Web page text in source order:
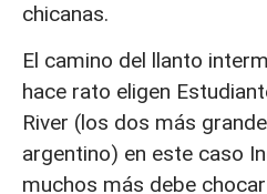
chicanas.
El camino del llanto
hace rato eligen
River (los dos más
argentino) en este caso
muchos más debe